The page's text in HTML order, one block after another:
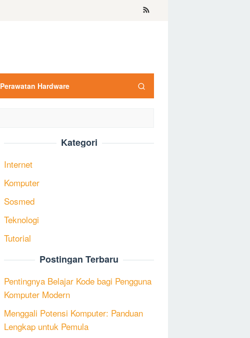
Perawatan Hardware
Kategori
Internet
Komputer
Sosmed
Teknologi
Tutorial
Postingan Terbaru
Pentingnya Belajar Kode bagi Pengguna
Komputer Modern
Menggali Potensi Komputer: Panduan
Lengkap untuk Pemula